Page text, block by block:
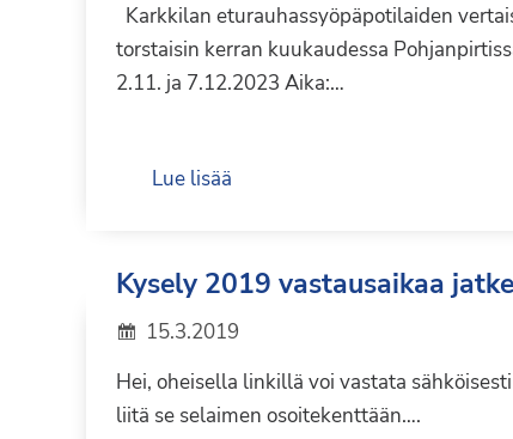
Karkkilan eturauhassyöpäpotilaiden
torstaisin kerran kuukaudessa
2.11. ja 7.12.2023 Aika:…
Lue lisää
Kysely 2019 vastausaikaa
15.3.2019
Hei, oheisella linkillä voi vastata
liitä se selaimen osoitekenttään….